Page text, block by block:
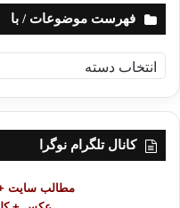
فهرست موضوعات / با
ه
ر
کانال تلگرام نوگرا
مطالب سایت